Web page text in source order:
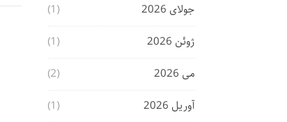
جولای 2026
(1)
ژوئن 2026
(1)
می 2026
(2)
آوریل 2026
(1)